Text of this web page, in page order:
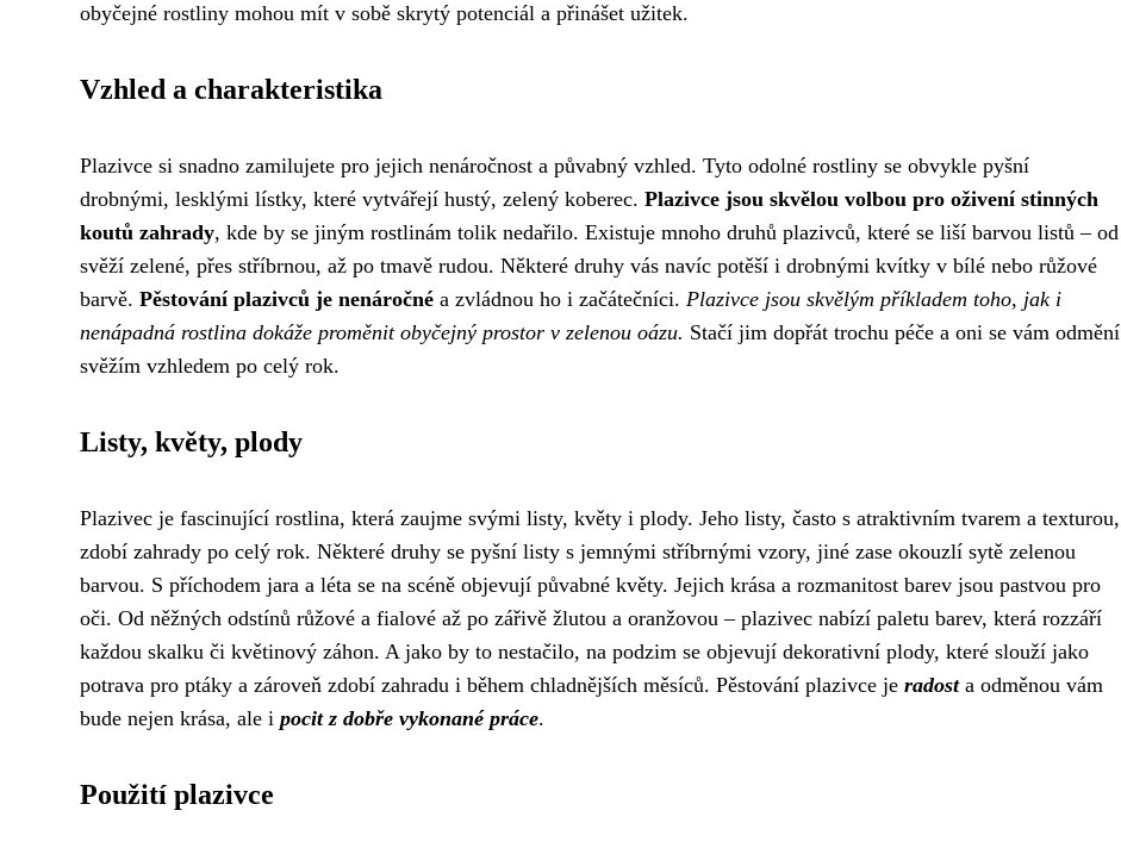
obyčejné rostliny mohou mít v sobě skrytý potenciál a přinášet užitek.
Vzhled a charakteristika
Plazivce si snadno zamilujete pro jejich nenáročnost a půvabný vzhled. Tyto odolné rostliny se obvykle pyšní
drobnými, lesklými lístky, které vytvářejí hustý, zelený koberec. Plazivce jsou skvělou volbou pro oživení stinných
koutů zahrady, kde by se jiným rostlinám tolik nedařilo. Existuje mnoho druhů plazivců, které se liší barvou listů – od
svěží zelené, přes stříbrnou, až po tmavě rudou. Některé druhy vás navíc potěší i drobnými kvítky v bílé nebo růžové
barvě. Pěstování plazivců je nenáročné a zvládnou ho i začátečníci. Plazivce jsou skvělým příkladem toho, jak i
nenápadná rostlina dokáže proměnit obyčejný prostor v zelenou oázu. Stačí jim dopřát trochu péče a oni se vám odmění
svěžím vzhledem po celý rok.
Listy, květy, plody
Plazivec je fascinující rostlina, která zaujme svými listy, květy i plody. Jeho listy, často s atraktivním tvarem a texturou,
zdobí zahrady po celý rok. Některé druhy se pyšní listy s jemnými stříbrnými vzory, jiné zase okouzlí sytě zelenou
barvou. S příchodem jara a léta se na scéně objevují půvabné květy. Jejich krása a rozmanitost barev jsou pastvou pro
oči. Od něžných odstínů růžové a fialové až po zářivě žlutou a oranžovou – plazivec nabízí paletu barev, která rozzáří
každou skalku či květinový záhon. A jako by to nestačilo, na podzim se objevují dekorativní plody, které slouží jako
potrava pro ptáky a zároveň zdobí zahradu i během chladnějších měsíců. Pěstování plazivce je radosta odměnou vám
bude nejen krása, ale i pocit z dobře vykonané práce.
Použití plazivce